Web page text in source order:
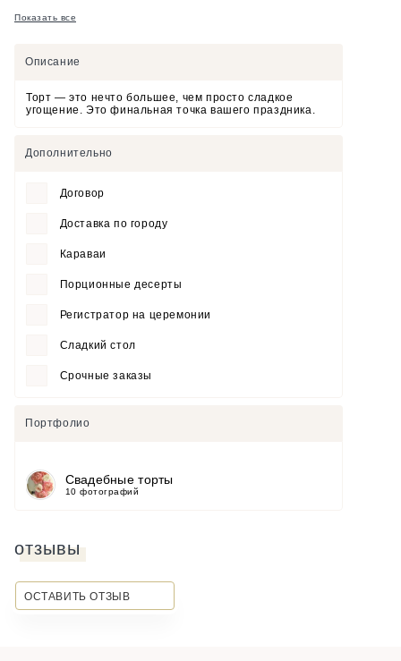
Показать все
Описание
Торт — это нечто большее, чем просто сладкое
угощение. Это финальная точка вашего праздника.
Дополнительно
Договор
Доставка по городу
Караваи
Порционные десерты
Регистратор на церемонии
Сладкий стол
Срочные заказы
Портфолио
Свадебные торты
10 фотографий
отзывы
ОСТАВИТЬ ОТЗЫВ